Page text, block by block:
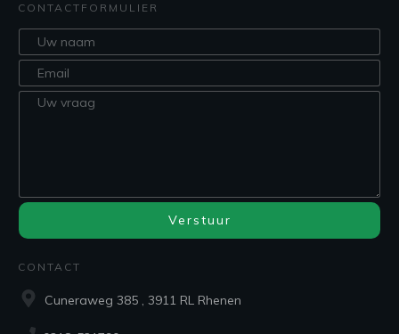
CONTACTFORMULIER
Verstuur
CONTACT
Cuneraweg 385 , 3911 RL Rhenen